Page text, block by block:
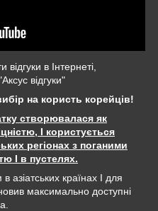
в Інтернеті,
відгуки"
на користь корейців!
створювалася як
І користується
регіонах з поганими
І в пустелях.
азіатських країнах І для
максимально доступні